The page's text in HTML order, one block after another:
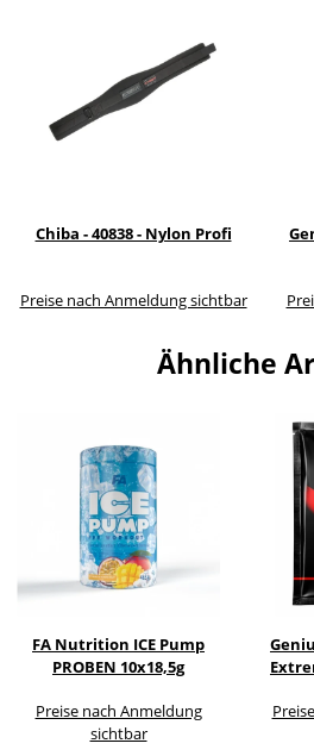
Chiba - 40838 - Nylon Profi
Preise nach Anmeldung sichtbar
Ähnliche
FA Nutrition ICE Pump
PROBEN 10x18,5g
Preise nach Anmeldung
sichtbar